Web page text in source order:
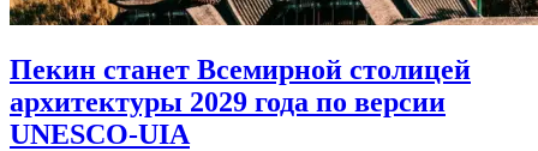
Пекин станет Всемирной столицей
архитектуры 2029 года по версии
UNESCO-UIA